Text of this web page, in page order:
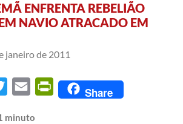
ENFRENTA REBELIÃO
NAVIO ATRACADO EM
janeiro de 2011
Twitter Email PrintFriendly
Share
minuto